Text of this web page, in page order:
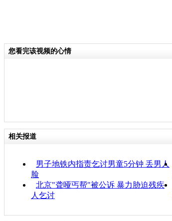
您看完该视频的心情
相关报道
男子地铁内指责乞讨男童5分钟 丢男人
脸
北京"聋哑丐帮"被公诉 暴力胁迫残疾
人乞讨